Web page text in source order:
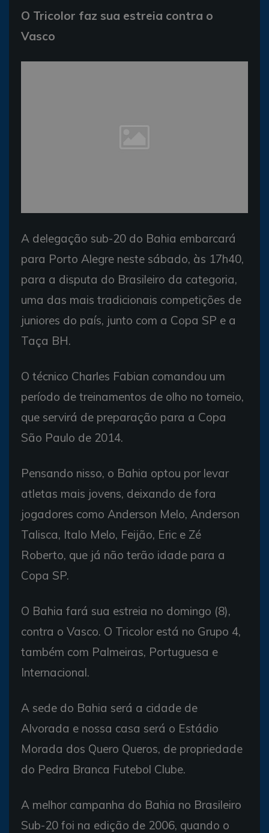
O Tricolor faz sua estreia contra o
Vasco
A delegação sub-20 do Bahia embarcará
para Porto Alegre neste sábado, às 17h40,
para a disputa do Brasileiro da categoria,
uma das mais tradicionais competições de
juniores do país, junto com a Copa SP e a
Taça BH.
O técnico Charles Fabian comandou um
período de treinamentos de olho no torneio,
que servirá de preparação para a Copa
São Paulo de 2014.
Pensando nisso, o Bahia optou por levar
atletas mais jovens, deixando de fora
jogadores como Anderson Melo, Anderson
Talisca, Italo Melo, Feijão, Eric e Zé
Roberto, que já não terão idade para a
Copa SP.
O Bahia fará sua estreia no domingo (8),
contra o Vasco. O Tricolor está no Grupo 4,
também com Palmeiras, Portuguesa e
Internacional.
A sede do Bahia será a cidade de
Alvorada e nossa casa será o Estádio
Morada dos Quero Queros, de propriedade
do Pedra Branca Futebol Clube.
A melhor campanha do Bahia no Brasileiro
Sub-20 foi na edição de 2006, quando o